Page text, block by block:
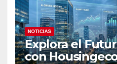
NOTICIAS
Explora el
con